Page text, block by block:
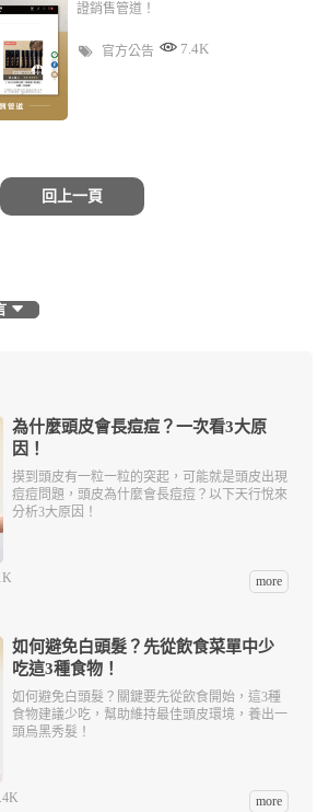
證銷售管道！
官方公告 7.4K
回上一頁
為什麼頭皮會長痘痘？一次看3大原
因！
摸到頭皮有一粒一粒的突起，可能就是頭皮出現
痘痘問題，頭皮為什麼會長痘痘？以下天行悅來
分析3大原因！
more
如何避免白頭髮？先從飲食菜單中少
吃這3種食物！
如何避免白頭髮？關鍵要先從飲食開始，這3種
食物建議少吃，幫助維持最佳頭皮環境，養出一
頭烏黑秀髮！
more